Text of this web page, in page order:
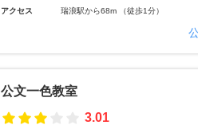
アクセス 瑞浪駅から68m （徒歩1分）
公文一色教室
3.01